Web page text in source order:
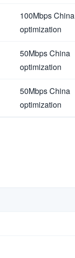
100Mbps China
optimization
50Mbps China
optimization
50Mbps China
optimization